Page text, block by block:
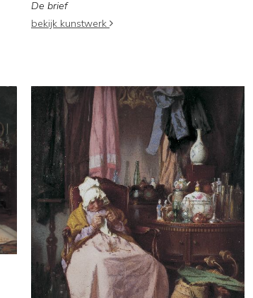
De brief
bekijk kunstwerk